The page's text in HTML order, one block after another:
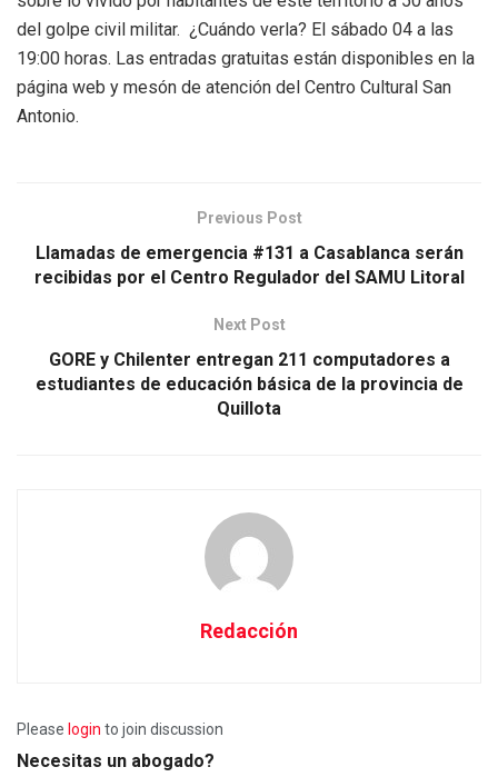
del golpe civil militar. ¿Cuándo verla? El sábado 04 a las
19:00 horas. Las entradas gratuitas están disponibles en la
página web y mesón de atención del Centro Cultural San
Antonio.
Previous Post
Llamadas de emergencia #131 a Casablanca serán
recibidas por el Centro Regulador del SAMU Litoral
Next Post
GORE y Chilenter entregan 211 computadores a
estudiantes de educación básica de la provincia de
Quillota
Redacción
Please login to join discussion
Necesitas un abogado?